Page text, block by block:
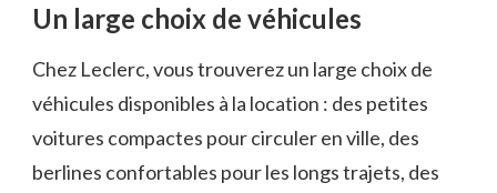
Un large choix de véhicules
Chez Leclerc, vous trouverez un large choix de
véhicules disponibles à la location : des petites
voitures compactes pour circuler en ville, des
berlines confortables pour les longs trajets, des